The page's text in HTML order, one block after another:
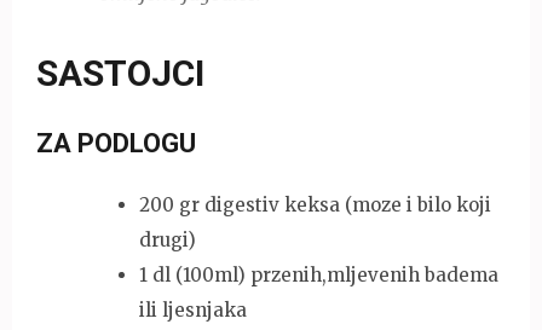
SASTOJCI
ZA PODLOGU
200 gr digestiv keksa (moze i bilo koji
drugi)
1 dl (100ml) przenih,mljevenih badema
ili ljesnjaka